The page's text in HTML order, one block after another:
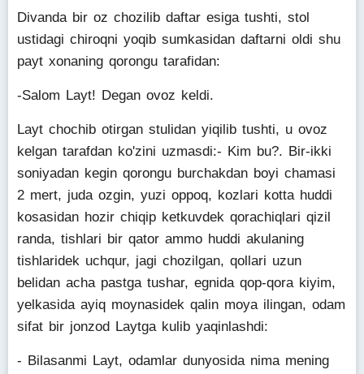
Divanda bir oz chozilib daftar esiga tushti, stol
ustidagi chiroqni yoqib sumkasidan daftarni oldi shu
payt xonaning qorongu tarafidan:
-Salom Layt! Degan ovoz keldi.
Layt chochib otirgan stulidan yiqilib tushti, u ovoz
kelgan tarafdan ko'zini uzmasdi:- Kim bu?. Bir-ikki
soniyadan kegin qorongu burchakdan boyi chamasi
2 mert, juda ozgin, yuzi oppoq, kozlari kotta huddi
kosasidan hozir chiqip ketkuvdek qorachiqlari qizil
randa, tishlari bir qator ammo huddi akulaning
tishlaridek uchqur, jagi chozilgan, qollari uzun
belidan acha pastga tushar, egnida qop-qora kiyim,
yelkasida ayiq moynasidek qalin moya ilingan, odam
sifat bir jonzod Laytga kulib yaqinlashdi:
- Bilasanmi Layt, odamlar dunyosida nima mening